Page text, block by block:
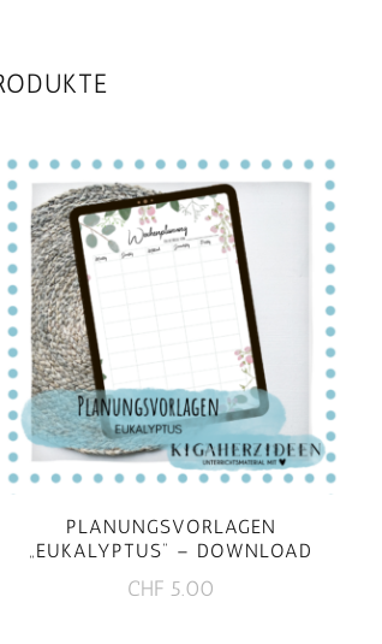
PLANUNGSVORLAGEN
„EUKALYPTUS“ – DOWNLOAD
CHF 5.00